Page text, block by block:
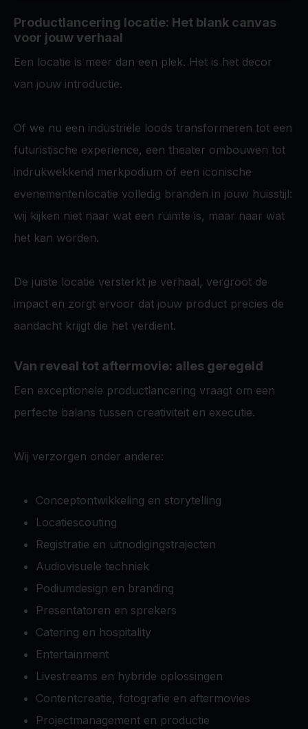
Productlancering locatie: Het blank canvas
voor jouw verhaal
Een locatie is meer dan een plek. Het is het decor
van jouw introductie.
Of we nu een industriële loods transformeren tot een
futuristische experience, een theater ombouwen tot
indrukwekkend merkpodium of een iconische
evenementenlocatie volledig branden in jouw huisstijl:
wij kijken niet naar wat een ruimte is, maar naar wat
het kan worden.
De juiste locatie versterkt je verhaal, vergroot de
impact en zorgt ervoor dat jouw product precies de
aandacht krijgt die het verdient.
Van reveal tot aftermovie: alles geregeld
Een exceptionele productlancering vraagt om een
perfecte balans tussen creativiteit en executie.
Wij verzorgen onder andere:
Conceptontwikkeling en storytelling
Locatiescouting
Registratie en uitnodigingstrajecten
Audiovisuele techniek
Podiumdesign en branding
Presentatoren en sprekers
Catering en hospitality
Entertainment
Livestreams en hybride oplossingen
Contentcreatie, fotografie en aftermovies
Projectmanagement en productie